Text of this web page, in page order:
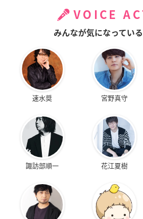
VOICE
みんなが気になってい
速水奨 宮野真守
諏訪部順一 花江夏樹